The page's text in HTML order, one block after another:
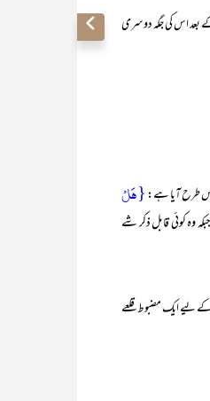
بعد اس کی جگہ دوسری
اس طرح آیا ہے:{ہَلۡ
وہ کوئی قابل ذکر شے
لیے ایک مضبوط قلعے